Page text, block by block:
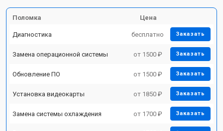
Поломка Цена
Диагностика бесплатно Заказать
Замена операционной системы от 1500 ₽ Заказать
Обновление ПО от 1500 ₽ Заказать
Установка видеокарты от 1850 ₽ Заказать
Замена системы охлаждения от 1700 ₽ Заказать